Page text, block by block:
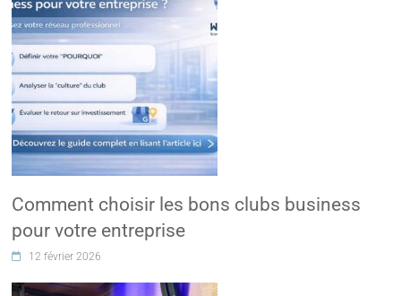
Comment choisir les bons clubs business
pour votre entreprise
12 février 2026